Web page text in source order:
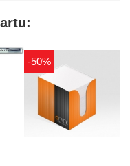
-50%